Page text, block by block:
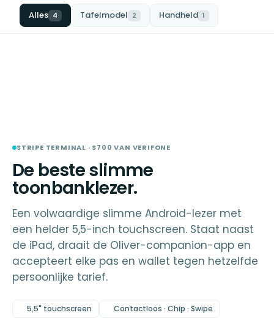
Alles 4 Tafelmodel 2 Handheld 1
STRIPE TERMINAL · S700 VAN VERIFONE
De beste slimme
toonbanklezer.
Een volwaardige slimme Android-lezer met
een helder 5,5-inch touchscreen. Staat naast
de iPad, draait de Oliver-companion-app en
accepteert elke pas en wallet tegen hetzelfde
persoonlijke tarief.
5,5" touchscreen
Contactloos · Chip · Swipe